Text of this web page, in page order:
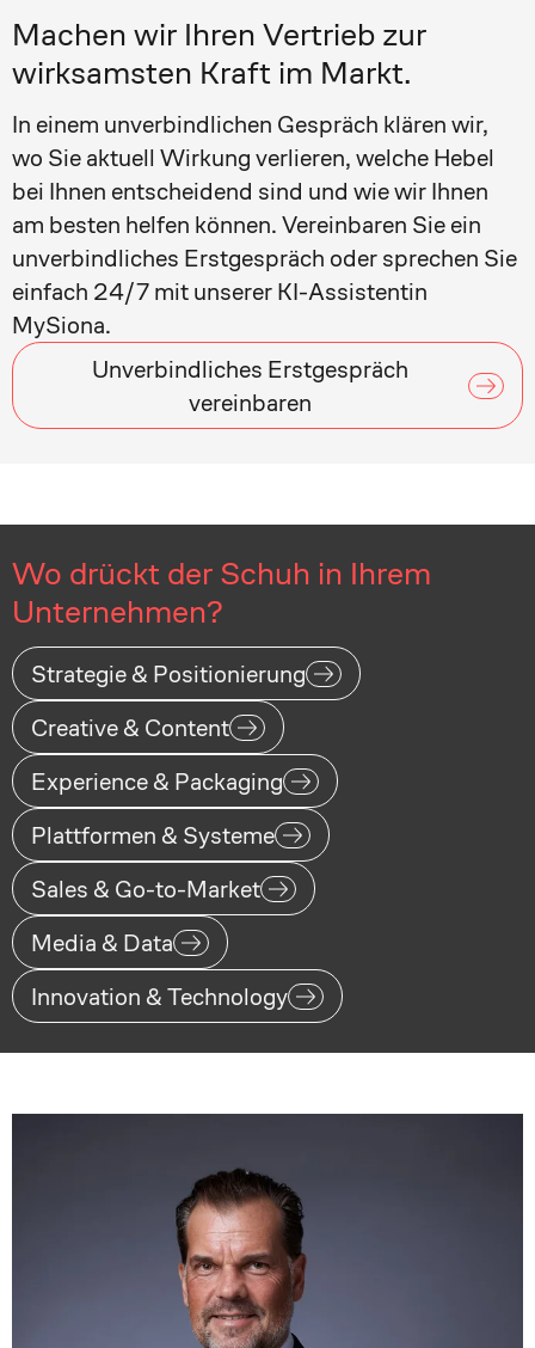
Machen wir Ihren Vertrieb zur
wirksamsten Kraft im Markt.
In einem unverbindlichen Gespräch klären wir,
wo Sie aktuell Wirkung verlieren, welche Hebel
bei Ihnen entscheidend sind und wie wir Ihnen
am besten helfen können. Vereinbaren Sie ein
unverbindliches Erstgespräch oder sprechen Sie
einfach 24/7 mit unserer KI-Assistentin
MySiona.
Unverbindliches Erstgespräch
vereinbaren
Wo drückt der Schuh in Ihrem
Unternehmen?
Strategie & Positionierung
Creative & Content
Experience & Packaging
Plattformen & Systeme
Sales & Go-to-Market
Media & Data
Innovation & Technology